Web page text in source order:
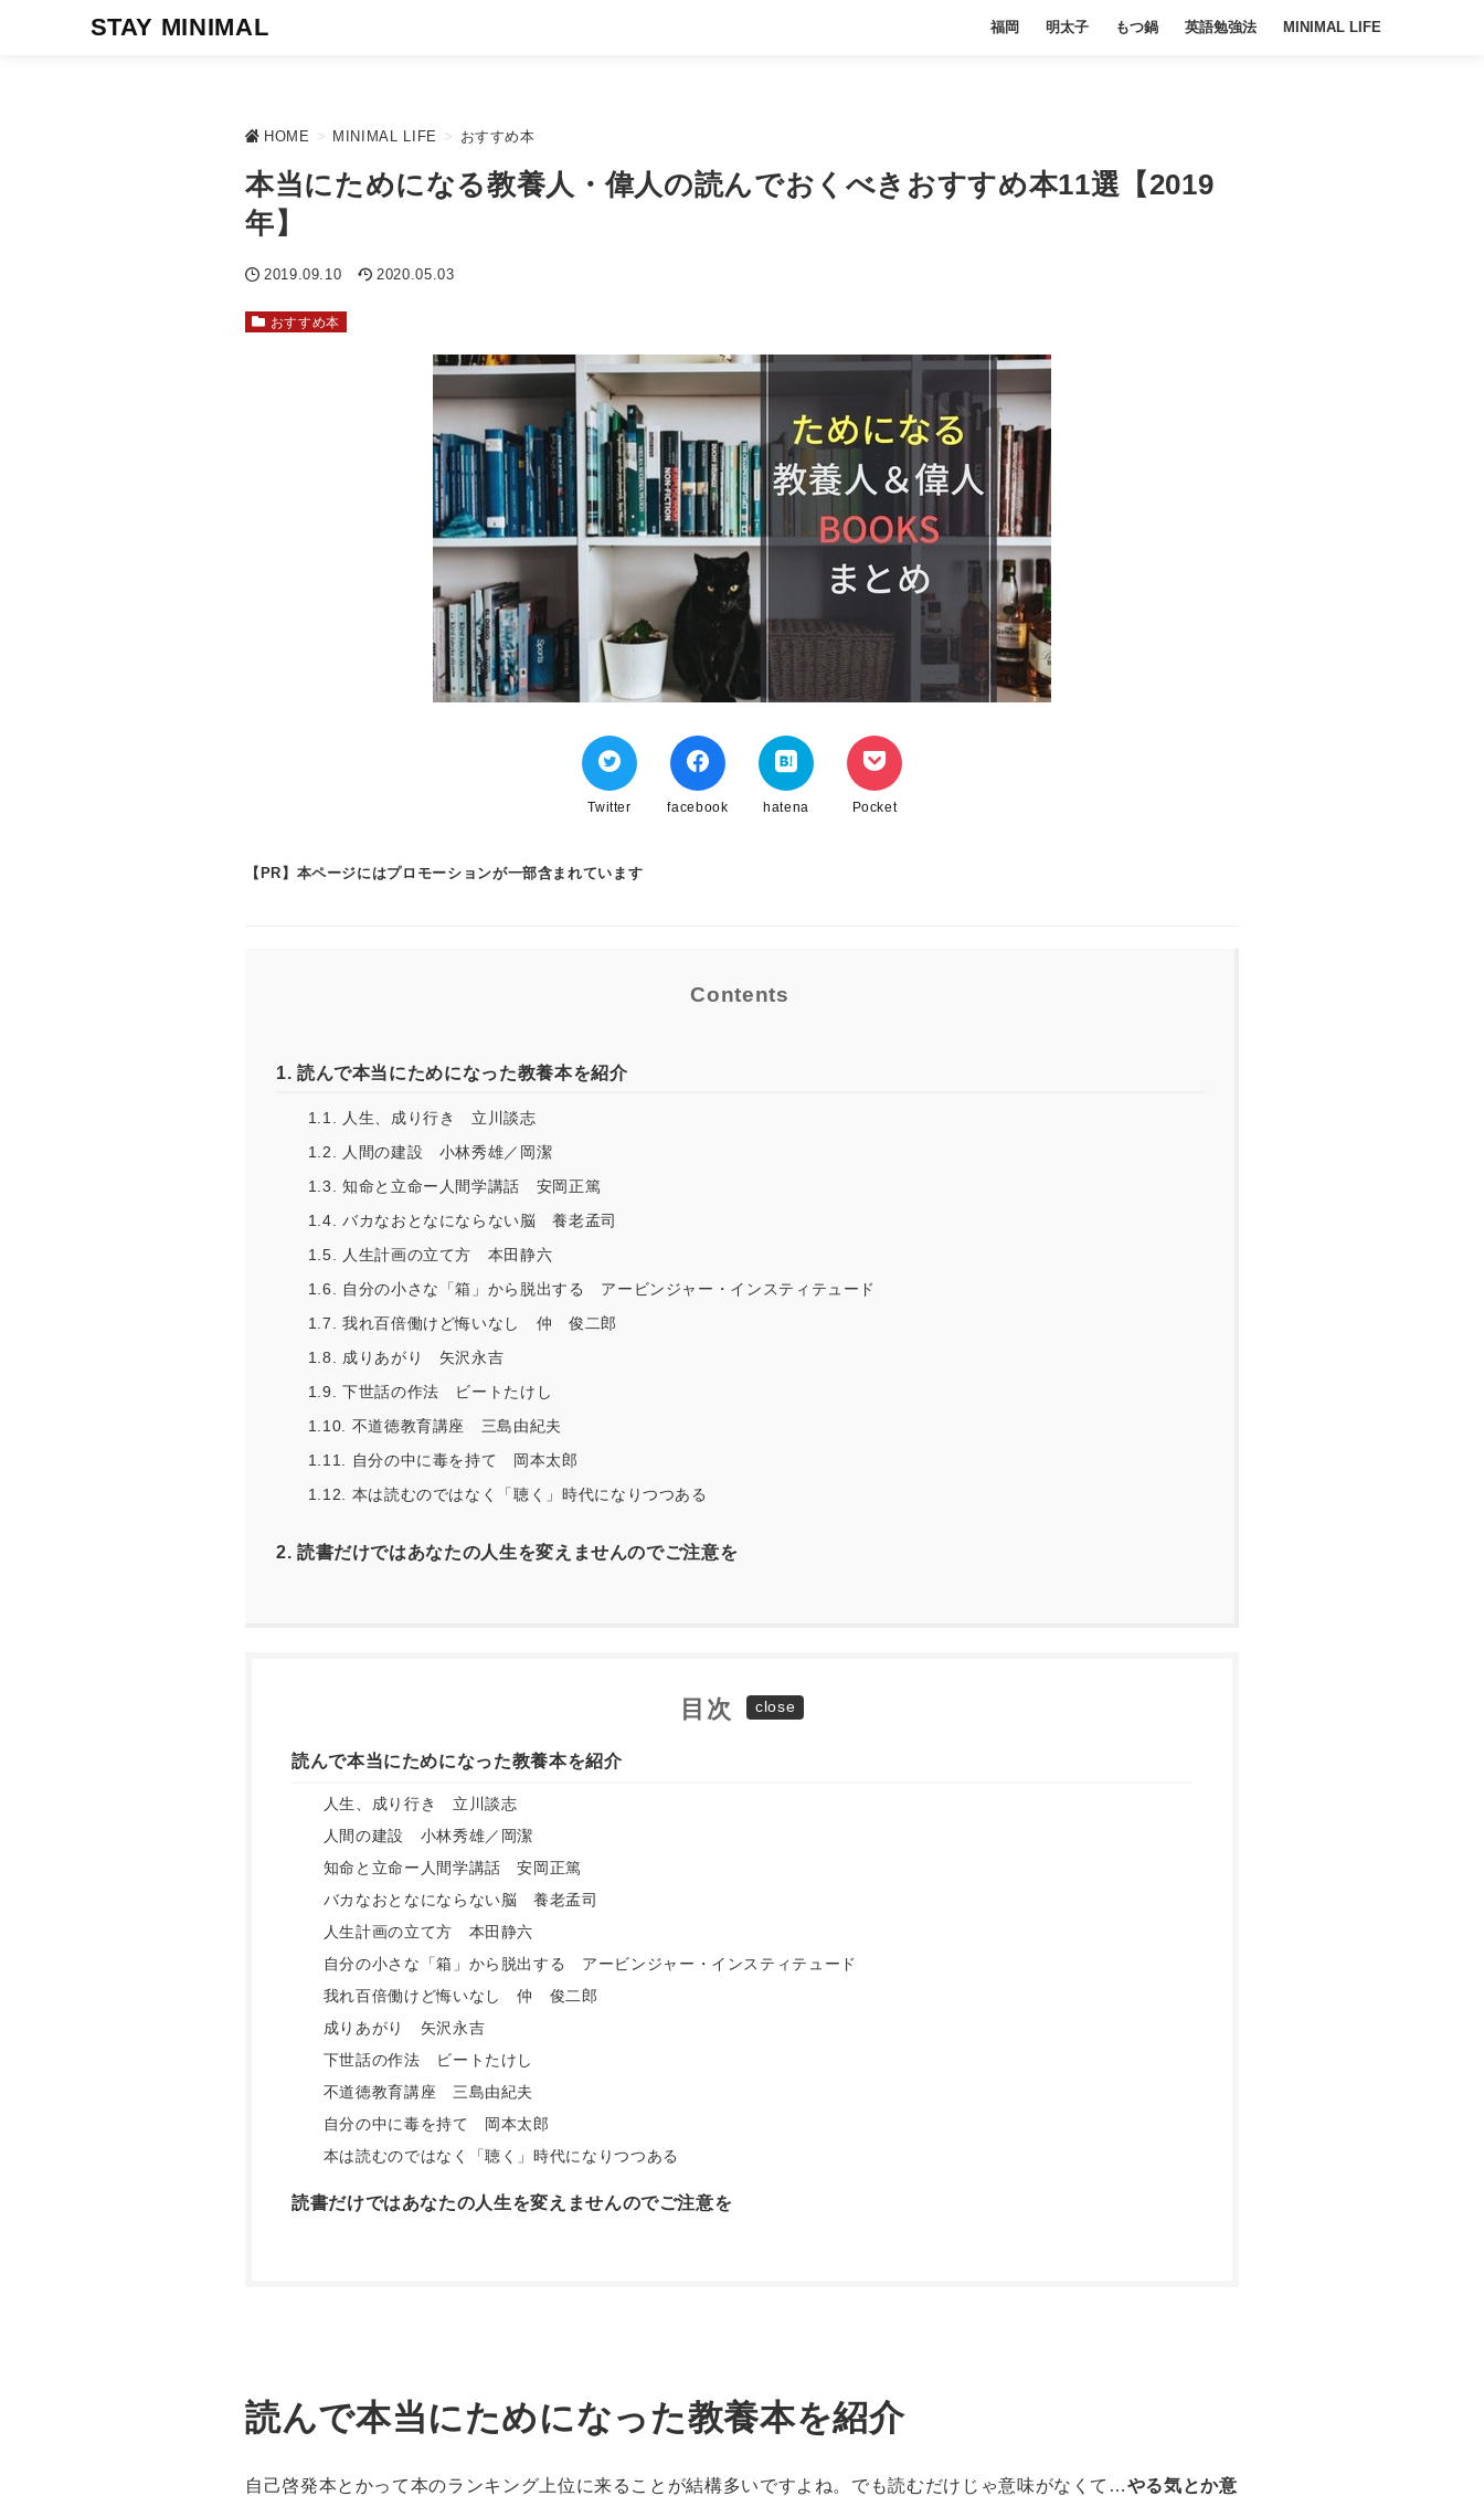
STAY MINIMAL 福岡 明太子 もつ鍋 英語勉強法 MINIMAL LIFE
HOME > MINIMAL LIFE > おすすめ本
本当にためになる教養人・偉人の読んでおくべきおすすめ本11選【2019
年】
2019.09.10 2020.05.03
おすすめ本
Twitter facebook hatena Pocket
【PR】本ページにはプロモーションが一部含まれています
Contents
1. 読んで本当にためになった教養本を紹介
1.1.
人生、成り行き 立川談志
1.2.
人間の建設 小林秀雄／岡潔
1.3.
知命と立命ー人間学講話 安岡正篤
1.4.
バカなおとなにならない脳 養老孟司
1.5.
人生計画の立て方 本田静六
1.6.
自分の小さな「箱」から脱出する アービンジャー・インスティテュード
1.7.
我れ百倍働けど悔いなし 仲 俊二郎
1.8.
成りあがり 矢沢永吉
1.9.
下世話の作法 ビートたけし
1.10.
不道徳教育講座 三島由紀夫
1.11.
自分の中に毒を持て 岡本太郎
1.12.
本は読むのではなく「聴く」時代になりつつある
2. 読書だけではあなたの人生を変えませんのでご注意を
目次
読んで本当にためになった教養本を紹介
人生、成り行き 立川談志
人間の建設 小林秀雄／岡潔
知命と立命ー人間学講話 安岡正篤
バカなおとなにならない脳 養老孟司
人生計画の立て方 本田静六
自分の小さな「箱」から脱出する アービンジャー・インスティテュード
我れ百倍働けど悔いなし 仲 俊二郎
成りあがり 矢沢永吉
下世話の作法 ビートたけし
不道徳教育講座 三島由紀夫
自分の中に毒を持て 岡本太郎
本は読むのではなく「聴く」時代になりつつある
読書だけではあなたの人生を変えませんのでご注意を
読んで本当にためになった教養本を紹介
自己啓発本とかって本のランキング上位に来ることが結構多いですよね。でも読むだけじゃ意味がなくて…やる気とか意